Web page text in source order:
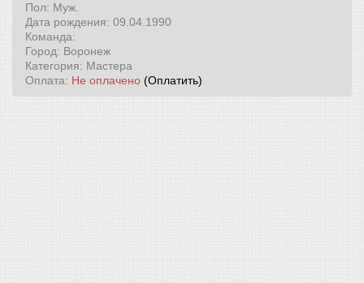
Пол: Муж.
Дата рождения: 09.04.1990
Команда:
Город: Воронеж
Категория: Мастера
Оплата: Не оплачено (Оплатить)